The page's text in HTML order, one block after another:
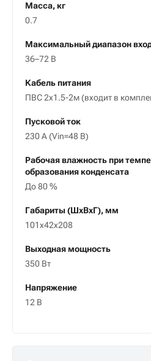
Масса, кг
0.7
Максимальный диапазон
36–72 В
Кабель питания
ПВС 2х1.5-2м (входит в
Пусковой ток
230 А (Vin=48 В)
Рабочая влажность при
образования конденсата
До 80 %
Габариты (ШxВxГ), мм
101х42х208
Выходная мощность
350 Вт
Напряжение
12 В